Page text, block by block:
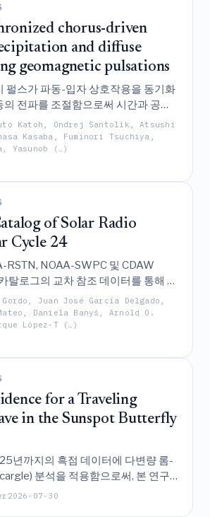
수함을 입증한다.
chorus-driven
and diffuse
geomagnetic pulsations
펄스가 파동-입자 상호작용을 동기화
전파를 조절함으로써 시간과 공간
유도 전자 침강과 확산 오로라를 조직
며, 이를 통해 다규모 자기권-전리층
밝혀낸다.
Katoh, Ondrej Santolik, Atsushi
Kasaba, Fuminori Tsuchiya,
Yasunob (…)
of Solar Radio
Cycle 24
RSTN, NOAA-SWPC 및 CDAW
탈로그의 교차 참조 데이터를 통해 강
락적, 형태적 및 물리적 정보를 포함한
이벤트를 담고 있는 태양 주기 24에
양 전파 폭발 카탈로그를 제시한다.
Juan José García Delgado,
Daniela Banyś, Arnold O.
López-T (…)
for a Traveling
in the Sunspot Butterfly
년까지의 흑점 데이터에 다변량 롬-
분석을 적용함으로써, 본 연구
표와 그와 관련된 주기성들(헤일, 글라
2026-07-30